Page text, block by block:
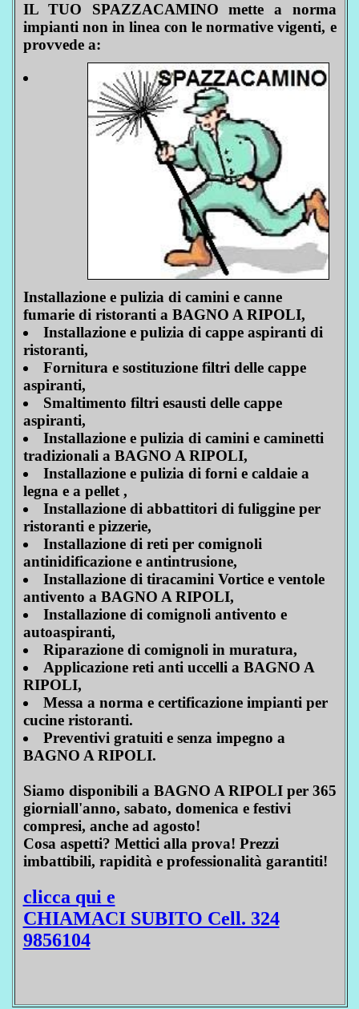
IL TUO SPAZZACAMINO mette a norma
impianti non in linea con le normative vigenti, e
provvede a:
Installazione e pulizia di camini e canne
fumarie di ristoranti a BAGNO A RIPOLI,
Installazione e pulizia di cappe aspiranti di
ristoranti,
Fornitura e sostituzione filtri delle cappe
aspiranti,
Smaltimento filtri esausti delle cappe
aspiranti,
Installazione e pulizia di camini e caminetti
tradizionali a BAGNO A RIPOLI,
Installazione e pulizia di forni e caldaie a
legna e a pellet ,
Installazione di abbattitori di fuliggine per
ristoranti e pizzerie,
Installazione di reti per comignoli
antinidificazione e antintrusione,
Installazione di tiracamini Vortice e ventole
antivento a BAGNO A RIPOLI,
Installazione di comignoli antivento e
autoaspiranti,
Riparazione di comignoli in muratura,
Applicazione reti anti uccelli a BAGNO A
RIPOLI,
Messa a norma e certificazione impianti per
cucine ristoranti.
Preventivi gratuiti e senza impegno a
BAGNO A RIPOLI.
Siamo disponibili a BAGNO A RIPOLI per 365
giorniall'anno, sabato, domenica e festivi
compresi, anche ad agosto!
Cosa aspetti? Mettici alla prova! Prezzi
imbattibili, rapidità e professionalità garantiti!
clicca qui e
CHIAMACI SUBITO Cell. 324
9856104